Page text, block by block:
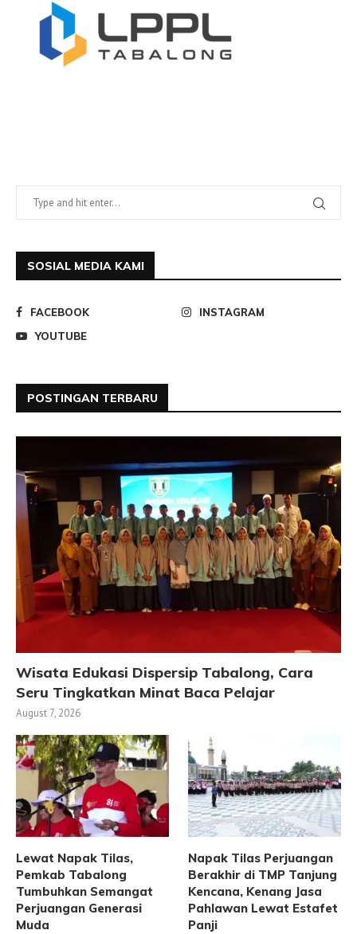
SOSIAL MEDIA KAMI
FACEBOOK
INSTAGRAM
YOUTUBE
POSTINGAN TERBARU
Wisata Edukasi Dispersip Tabalong, Cara
Seru Tingkatkan Minat Baca Pelajar
August 7, 2026
Lewat Napak Tilas,
Pemkab Tabalong
Tumbuhkan Semangat
Perjuangan Generasi
Muda
Napak Tilas Perjuangan
Berakhir di TMP Tanjung
Kencana, Kenang Jasa
Pahlawan Lewat Estafet
Panji